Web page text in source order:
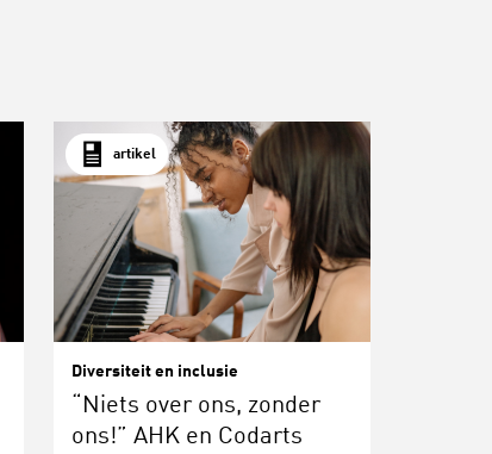
artikel
Diversiteit en inclusie
“Niets over ons, zonder
ons!” AHK en Codarts